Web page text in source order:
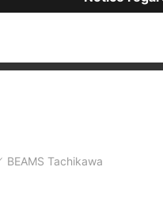
BEAMS Tachikawa